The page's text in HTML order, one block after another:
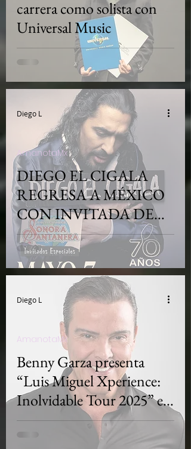
carrera como solista con
Universal Music
DIEGO EL CIGALA
REGRESA A MÉXICO
CON INVITADA DE
LUJO: LA SONORA
SANTANERA
AmanotaMx
Diego L
Benny Garza presenta
“Luis Miguel Xperience:
Inolvidable Tour 2025” en
CDMX
AmanotaMx
Diego L